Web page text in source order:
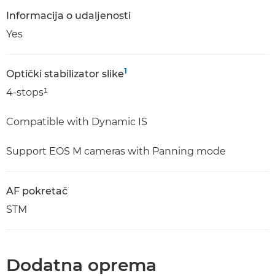
Informacija o udaljenosti
Yes
Optički stabilizator slike1
4-stops¹
Compatible with Dynamic IS
Support EOS M cameras with Panning mode
AF pokretač
STM
Dodatna oprema